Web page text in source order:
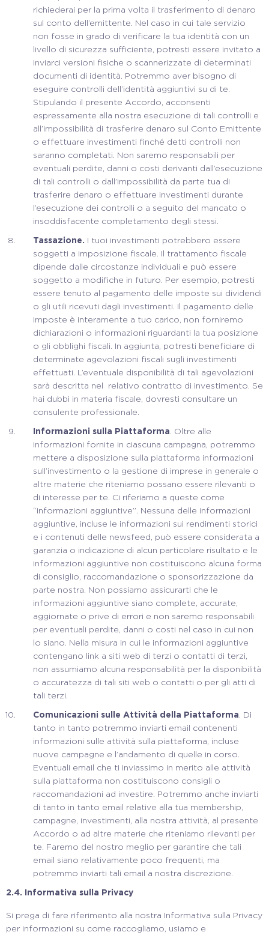
richiederai per la prima volta il trasferimento di denaro
sul conto dell’emittente. Nel caso in cui tale servizio
non fosse in grado di verificare la tua identità con un
livello di sicurezza sufficiente, potresti essere invitato a
inviarci versioni fisiche o scannerizzate di determinati
documenti di identità. Potremmo aver bisogno di
eseguire controlli dell’identità aggiuntivi su di te.
Stipulando il presente Accordo, acconsenti
espressamente alla nostra esecuzione di tali controlli e
all’impossibilità di trasferire denaro sul Conto Emittente
o effettuare investimenti finché detti controlli non
saranno completati. Non saremo responsabili per
eventuali perdite, danni o costi derivanti dall’esecuzione
di tali controlli o dall’impossibilità da parte tua di
trasferire denaro o effettuare investimenti durante
l’esecuzione dei controlli o a seguito del mancato o
insoddisfacente completamento degli stessi.
Tassazione. I tuoi investimenti potrebbero essere
soggetti a imposizione fiscale. Il trattamento fiscale
dipende dalle circostanze individuali e può essere
soggetto a modifiche in futuro. Per esempio, potresti
essere tenuto al pagamento delle imposte sui dividendi
o gli utili ricevuti dagli investimenti. Il pagamento delle
imposte è interamente a tuo carico, non forniremo
dichiarazioni o informazioni riguardanti la tua posizione
o gli obblighi fiscali. In aggiunta, potresti beneficiare di
determinate agevolazioni fiscali sugli investimenti
effettuati. L’eventuale disponibilità di tali agevolazioni
sarà descritta nel relativo contratto di investimento. Se
hai dubbi in materia fiscale, dovresti consultare un
consulente professionale.
Informazioni sulla Piattaforma . Oltre alle
informazioni fornite in ciascuna campagna, potremmo
mettere a disposizione sulla piattaforma informazioni
sull’investimento o la gestione di imprese in generale o
altre materie che riteniamo possano essere rilevanti o
di interesse per te. Ci riferiamo a queste come
“informazioni aggiuntive”. Nessuna delle informazioni
aggiuntive, incluse le informazioni sui rendimenti storici
e i contenuti delle newsfeed, può essere considerata a
garanzia o indicazione di alcun particolare risultato e le
informazioni aggiuntive non costituiscono alcuna forma
di consiglio, raccomandazione o sponsorizzazione da
parte nostra. Non possiamo assicurarti che le
informazioni aggiuntive siano complete, accurate,
aggiornate o prive di errori e non saremo responsabili
per eventuali perdite, danni o costi nel caso in cui non
lo siano. Nella misura in cui le informazioni aggiuntive
contengano link a siti web di terzi o contatti di terzi,
non assumiamo alcuna responsabilità per la disponibilità
o accuratezza di tali siti web o contatti o per gli atti di
tali terzi.
Comunicazioni sulle Attività della Piattaforma . Di
tanto in tanto potremmo inviarti email contenenti
informazioni sulle attività sulla piattaforma, incluse
nuove campagne e l’andamento di quelle in corso.
Eventuali email che ti inviassimo in merito alle attività
sulla piattaforma non costituiscono consigli o
raccomandazioni ad investire. Potremmo anche inviarti
di tanto in tanto email relative alla tua membership,
campagne, investimenti, alla nostra attività, al presente
Accordo o ad altre materie che riteniamo rilevanti per
te. Faremo del nostro meglio per garantire che tali
email siano relativamente poco frequenti, ma
potremmo inviarti tali email a nostra discrezione.
2.4. Informativa sulla Privacy
Si prega di fare riferimento alla nostra Informativa sulla Privacy
per informazioni su come raccogliamo, usiamo e